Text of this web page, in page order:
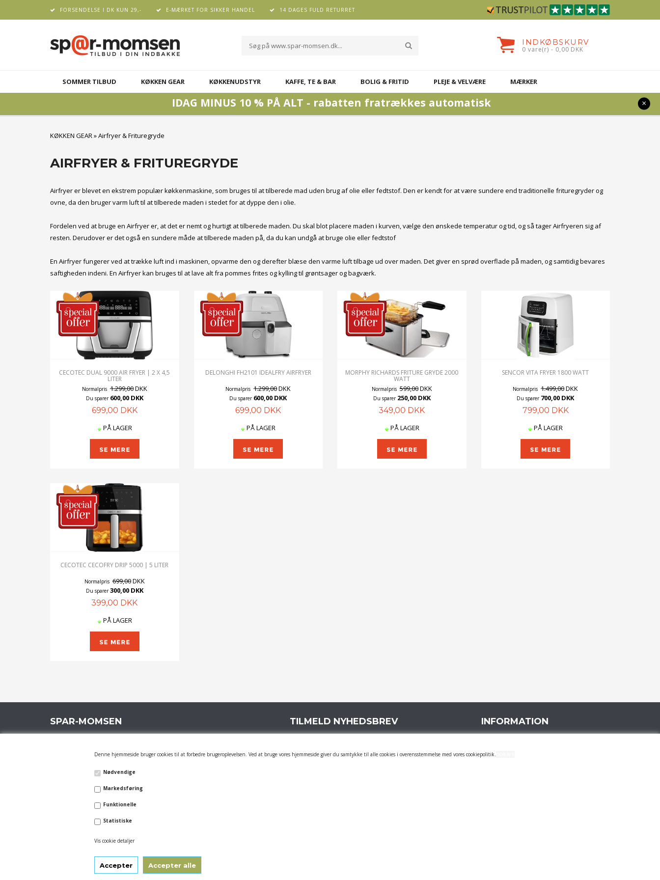
Denne hjemmeside bruger cookies til at forbedre brugeroplevelsen. Ved at bruge vores hjemmeside giver du samtykke til alle cookies i overensstemmelse med vores cookiepolitik.
Nødvendige
Markedsføring
Funktionelle
Statistiske
Vis cookie detaljer
FORSENDELSE I DK KUN 29,- E-MÆRKET FOR SIKKER HANDEL 14 DAGES FULD RETURRET
INDKØBSKURV
0 vare(r) - 0,00 DKK
SOMMER TILBUD KØKKEN GEAR KØKKENUDSTYR KAFFE, TE & BAR BOLIG & FRITID PLEJE & VELVÆRE MÆRKER
IDAG MINUS 10 % PÅ ALT - rabatten fratrækkes automatisk ×
KØKKEN GEAR»Airfryer & Frituregryde
AIRFRYER & FRITUREGRYDE
Airfryer er blevet en ekstrem populær køkkenmaskine, som bruges til at tilberede mad uden brug af olie eller fedtstof. Den er kendt for at være sundere end traditionelle frituregryder og
ovne, da den bruger varm luft til at tilberede maden i stedet for at dyppe den i olie.
Fordelen ved at bruge en Airfryer er, at det er nemt og hurtigt at tilberede maden. Du skal blot placere maden i kurven, vælge den ønskede temperatur og tid, og så tager Airfryeren sig af
resten. Derudover er det også en sundere måde at tilberede maden på, da du kan undgå at bruge olie eller fedtstof
En Airfryer fungerer ved at trække luft ind i maskinen, opvarme den og derefter blæse den varme luft tilbage ud over maden. Det giver en sprød overflade på maden, og samtidig bevares
saftigheden indeni. En Airfryer kan bruges til at lave alt fra pommes frites og kylling til grøntsager og bagværk.
CECOTEC DUAL 9000 AIR FRYER | 2 X 4,5
LITER
Normalpris 1.299,00DKK
Du sparer 600,00 DKK
699,00 DKK
PÅ LAGER
DELONGHI FH2101 IDEALFRY AIRFRYER
Normalpris 1.299,00DKK
Du sparer 600,00 DKK
699,00 DKK
PÅ LAGER
MORPHY RICHARDS FRITURE GRYDE 2000
WATT
Normalpris 599,00DKK
Du sparer 250,00 DKK
349,00 DKK
PÅ LAGER
SENCOR VITA FRYER 1800 WATT
Normalpris 1.499,00DKK
Du sparer 700,00 DKK
799,00 DKK
PÅ LAGER
CECOTEC CECOFRY DRIP 5000 | 5 LITER
Normalpris 699,00DKK
Du sparer300,00 DKK
399,00 DKK
PÅ LAGER
SPAR-MOMSEN
Tlf.: 61 60 60 98
JK-SELECTION I/S CVR: 28645775
TILMELD NYHEDSBREV
"Momsfrie" tilbud på de kendte
INFORMATION